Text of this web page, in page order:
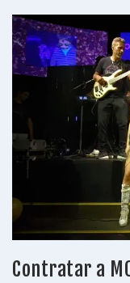
Contratar a